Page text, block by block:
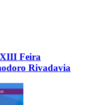
Feira
Rivadavia